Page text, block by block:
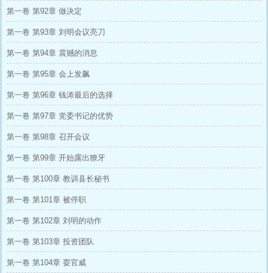
第一卷 第92章 做决定
第一卷 第93章 刘明会议亮刀
第一卷 第94章 震撼的消息
第一卷 第95章 会上发飙
第一卷 第96章 钱涛最后的选择
第一卷 第97章 党委书记的优势
第一卷 第98章 召开会议
第一卷 第99章 开始露出獠牙
第一卷 第100章 教训县长秘书
第一卷 第101章 被停职
第一卷 第102章 刘明的动作
第一卷 第103章 投资团队
第一卷 第104章 耍官威